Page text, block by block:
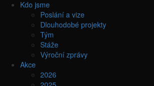
Kdo jsme
Poslání a vize
Dlouhodobé projekty
Tým
Stáže
Výroční zprávy
Akce
2026